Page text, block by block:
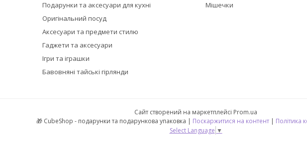
Подарунки та аксесуари для кухні
Оригінальний посуд
Аксесуари та предмети стилю
Гаджети та аксесуари
Ігри та іграшки
Бавовняні тайські гірлянди
Мішечки
Сайт створений на маркетплейсі Prom.ua
🎁 CubeShop - подарунки та подарункова упаковка | Поскаржитися на контент | Політика
Select Language ▼